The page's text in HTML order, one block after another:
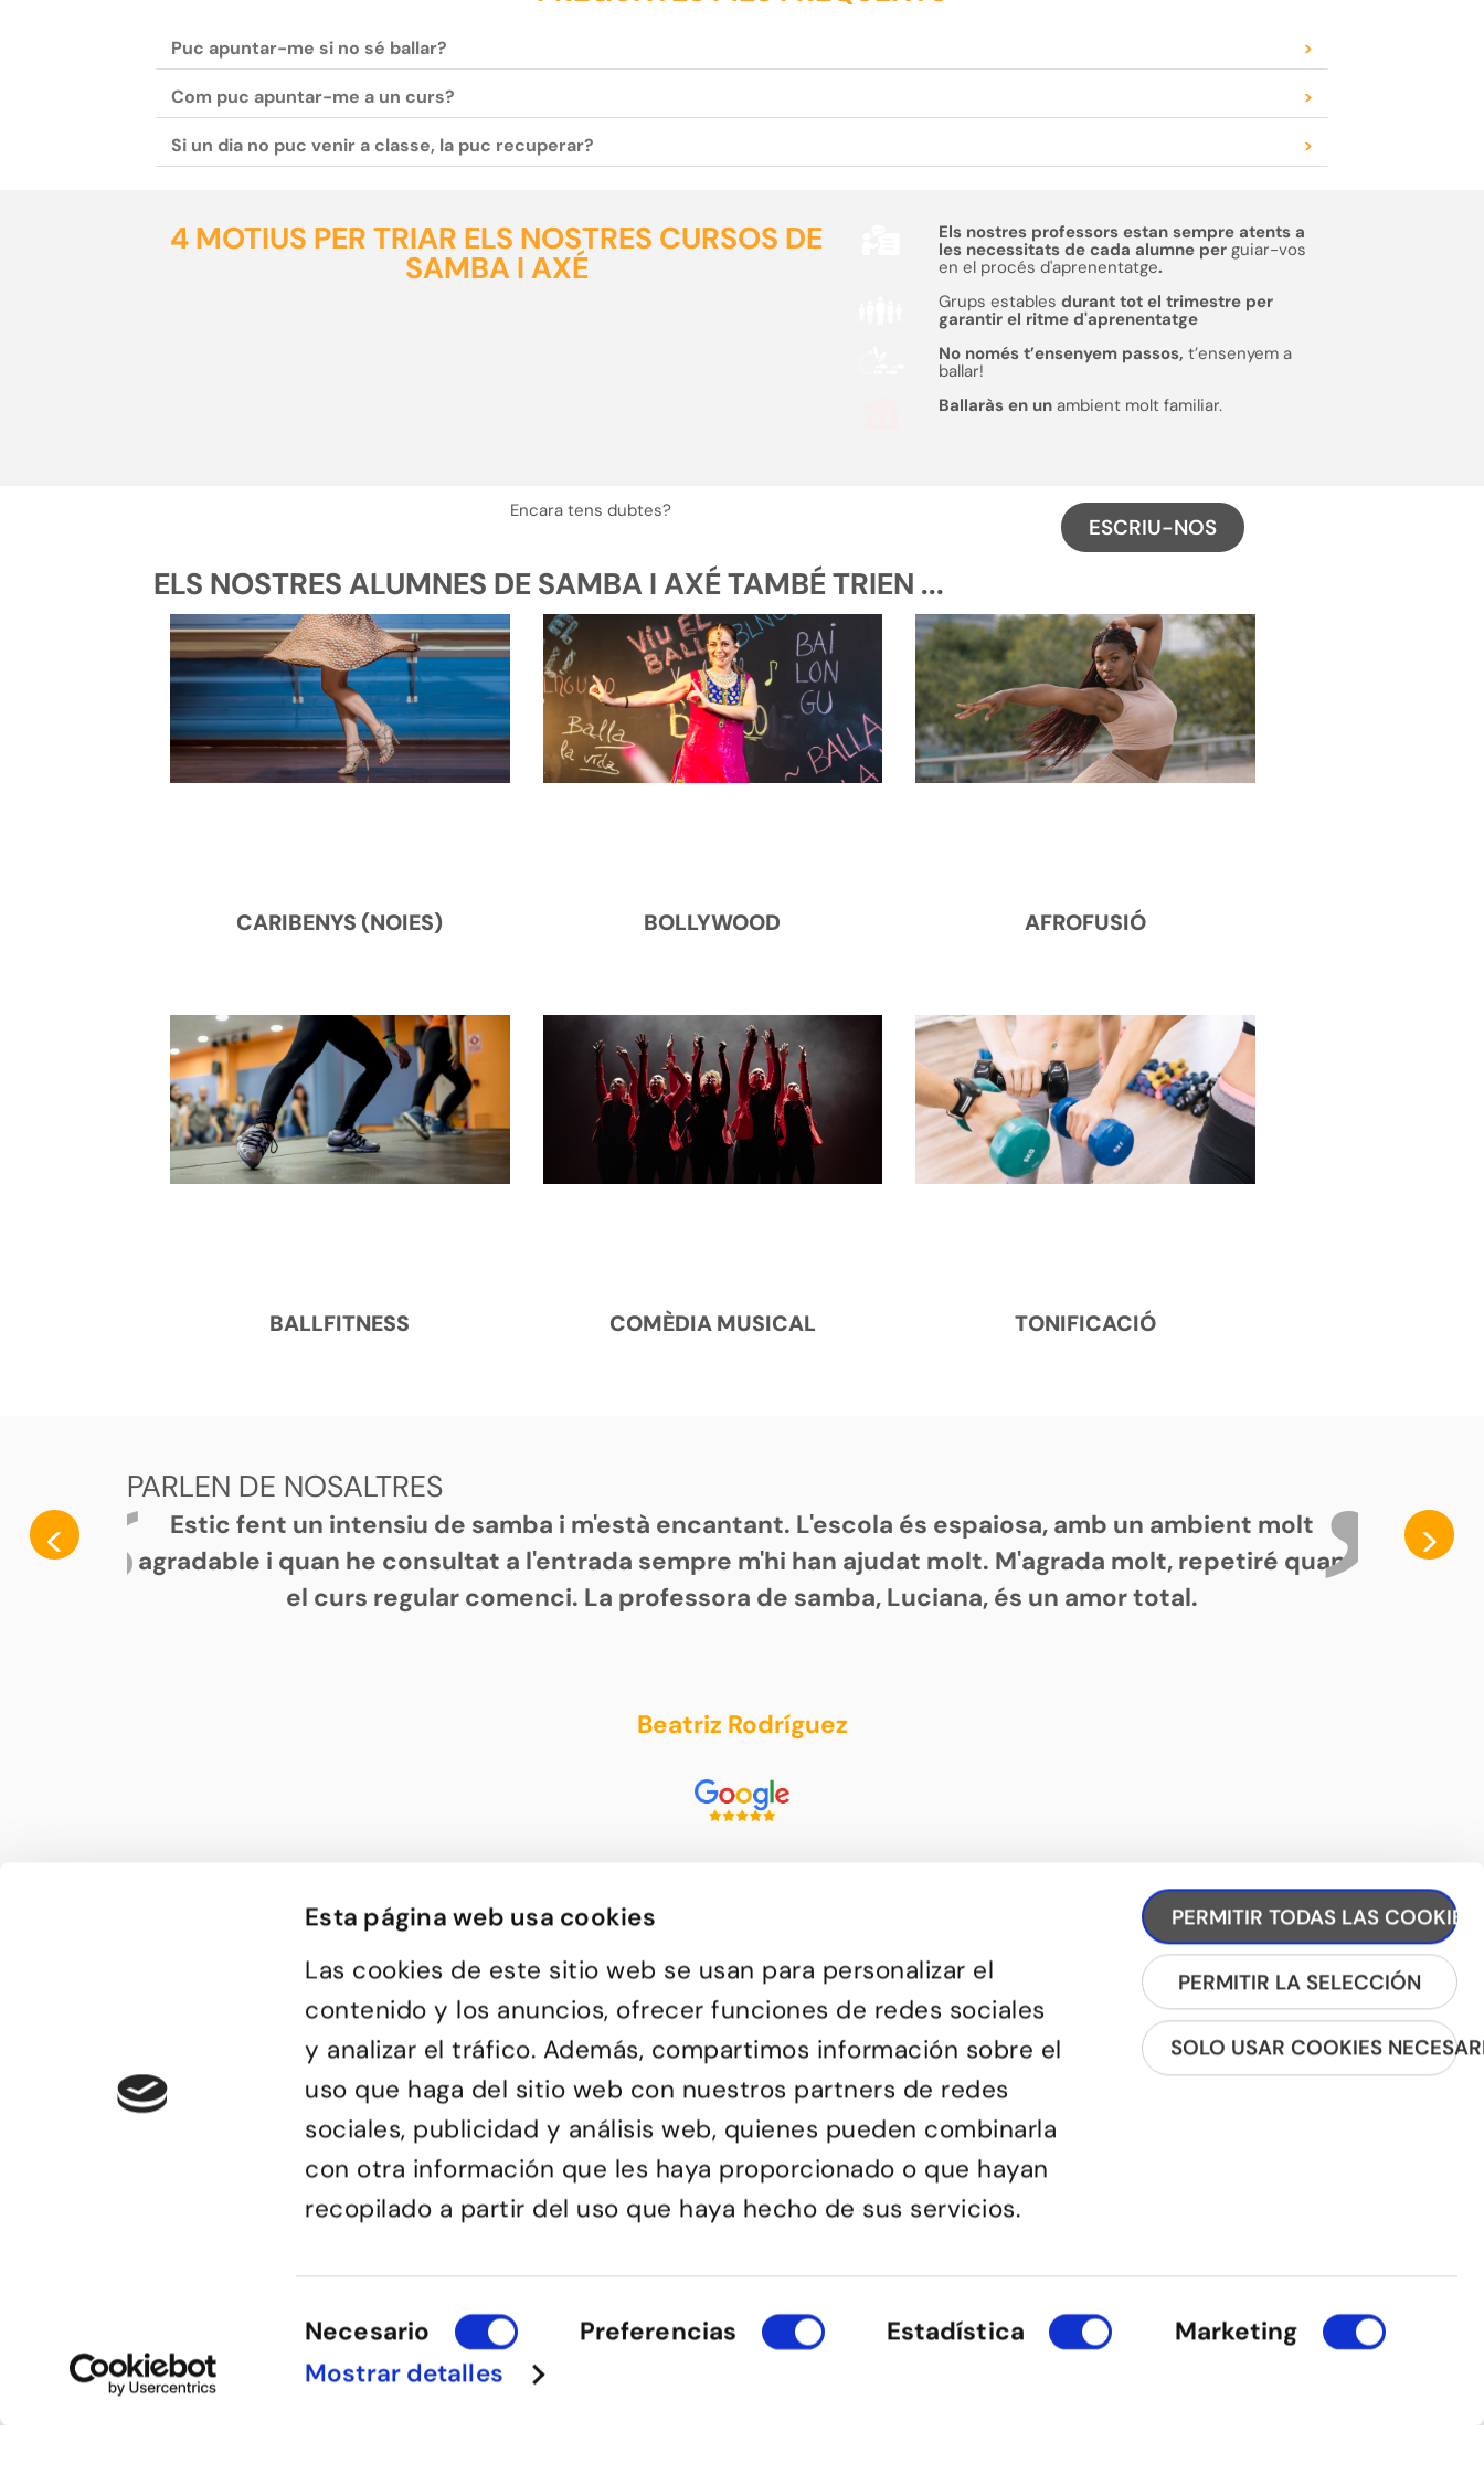
Esta página web usa cookies
Las cookies de este sitio web se usan para personalizar el
contenido y los anuncios, ofrecer funciones de redes sociales
y analizar el tráfico. Además, compartimos información sobre el
uso que haga del sitio web con nuestros partners de redes
sociales, publicidad y análisis web, quienes pueden combinarla
con otra información que les haya proporcionado o que hayan
recopilado a partir del uso que haya hecho de sus servicios.
de
consentimiento
Necesario Preferencias Estadística
Marketing
Mostrar detalles
PERMITIR TODAS LAS COOKIES
PERMITIR LA SELECCIÓN
SOLO USAR COOKIES
Puc apuntar-me si no sé ballar? >
Com puc apuntar-me a un curs? >
Si un dia no puc venir a classe, la puc recuperar? >
4 MOTIUS PER TRIAR ELS NOSTRES CURSOS DE
SAMBA I AXÉ
Els nostres professors estan sempre atents a
les necessitats de cada alumne per guiar-vos
en el procés d'aprenentatge.
Grups estables durant tot el trimestre per
garantir el ritme d'aprenentatge
No només t’ensenyem passos, t’ensenyem a
ballar!
Ballaràs en un ambient molt familiar.
Encara tens dubtes?
ESCRIU-NOS
ELS NOSTRES ALUMNES DE SAMBA I AXÉ TAMBÉ TRIEN ...
CARIBENYS (NOIES) BOLLYWOOD AFROFUSIÓ
BALLFITNESS COMÈDIA MUSICAL TONIFICACIÓ
PARLEN DE NOSALTRES
<
Estic fent un intensiu de samba i m'està encantant. L'escola és espaiosa, amb un ambient molt
agradable i quan he consultat a l'entrada sempre m'hi han ajudat molt. M'agrada molt, repetiré quan
el curs regular comenci. La professora de samba, Luciana, és un amor total.
Beatriz Rodríguez
>
Bailongu és una escola de ball de Barcelona, on
gent molt diversa i de totes les edats descobreix
el gust per aprendre a ballar i troba en el ball una
manera de passar-ho bé i de compartir
sensacions.
Passatge d'Utset, 11-13
08013 – Barcelona
932 471 602 680 455 807
© Bailongu 2015.
Avís legal